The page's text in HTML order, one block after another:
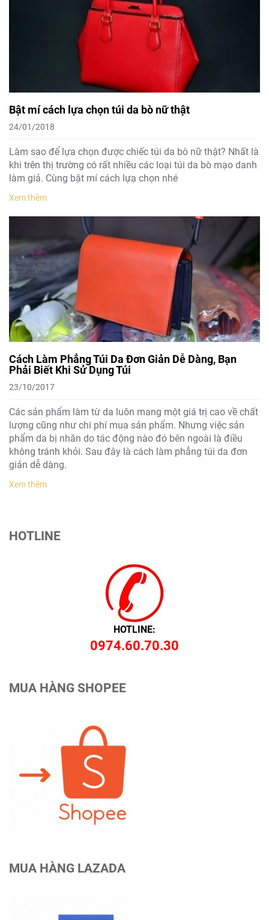
Bật mí cách lựa chọn túi da bò nữ thật
24/01/2018
Làm sao để lựa chọn được chiếc túi da bò nữ thật? Nhất là
khi trên thị trường có rất nhiều các loại túi da bò mạo danh
làm giả. Cùng bật mí cách lựạ chọn nhé
Xem thêm
Cách Làm Phẳng Túi Da Đơn Giản Dễ Dàng, Bạn
Phải Biết Khi Sử Dụng Túi
23/10/2017
Các sản phẩm làm từ da luôn mang một giá trị cao về chất
lượng cũng như chi phí mua sản phẩm. Nhưng việc sản
phẩm da bị nhăn do tác động nào đó bên ngoài là điều
không tránh khỏi. Sau đây là cách làm phẳng túi da đơn
giản dễ dàng.
Xem thêm
HOTLINE
HOTLINE:
0974.60.70.30
MUA HÀNG SHOPEE
MUA HÀNG LAZADA